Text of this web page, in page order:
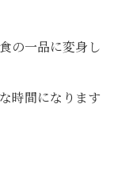
の一品に変身し
時間になります